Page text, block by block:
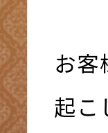
お
起こ